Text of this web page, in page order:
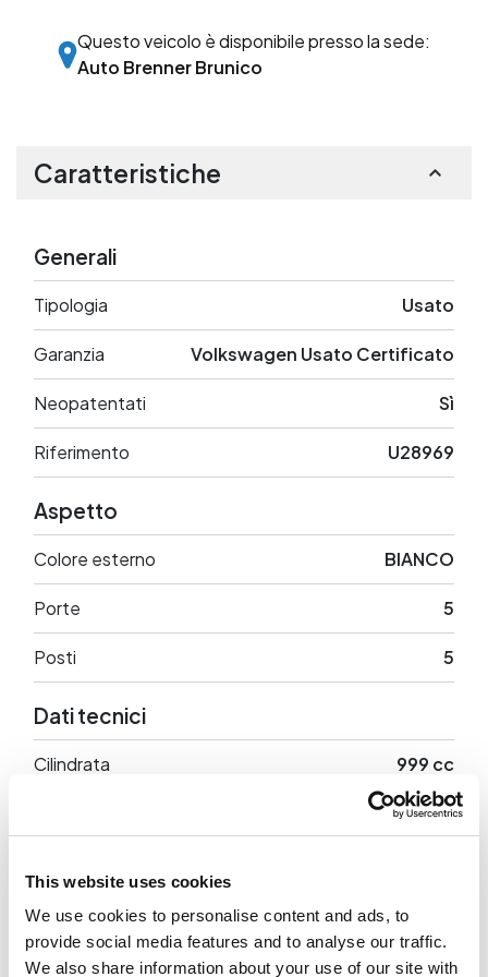
This website uses cookies
We use cookies to personalise content and ads, to
provide social media features and to analyse our traffic.
We also share information about your use of our site with
Questo veicolo è disponibile presso la sede:
Auto Brenner Brunico
Caratteristiche
Generali
Tipologia Usato
Garanzia Volkswagen Usato Certificato
Neopatentati Sì
Riferimento U28969
Aspetto
Colore esterno BIANCO
Porte 5
Posti 5
Dati tecnici
Cilindrata 999 cc
116 CV
Peso a vuoto 1285 Kg